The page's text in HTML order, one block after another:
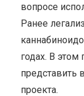
вопросе
Ранее
годах. В этом
представить
проекта.